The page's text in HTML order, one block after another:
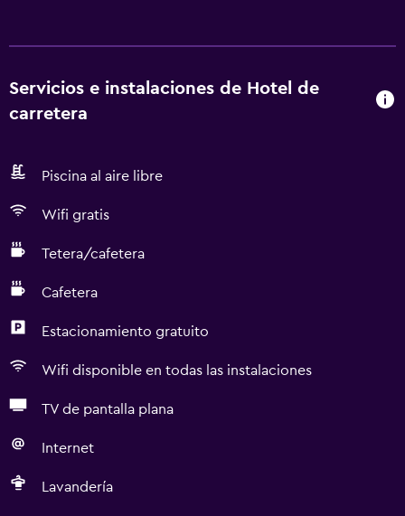
Servicios e instalaciones de Hotel de
carretera
Piscina al aire libre
Wifi gratis
Tetera/cafetera
Cafetera
Estacionamiento gratuito
Wifi disponible en todas las instalaciones
TV de pantalla plana
Internet
Lavandería